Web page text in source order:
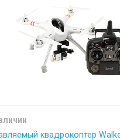
квадрокоптер